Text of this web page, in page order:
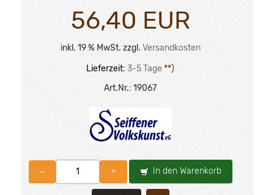
56,40 EUR
inkl. 19 % MwSt. zzgl. Versandkosten
Lieferzeit: 3-5 Tage**)
Art.Nr.: 19067
– + In den Warenkorb